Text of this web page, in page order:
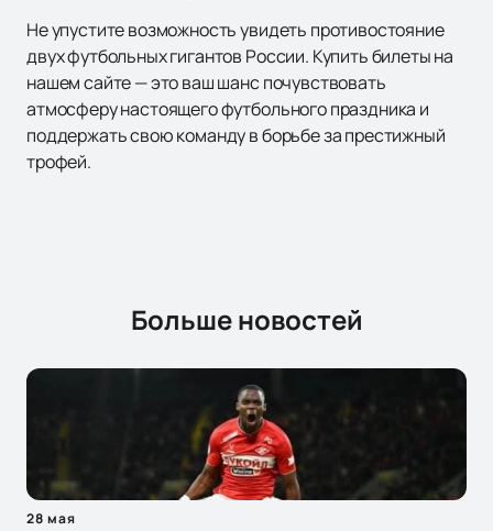
Не упустите возможность увидеть противостояние
двух футбольных гигантов России. Купить билеты на
нашем сайте — это ваш шанс почувствовать
атмосферу настоящего футбольного праздника и
поддержать свою команду в борьбе за престижный
трофей.
Больше новостей
28 мая